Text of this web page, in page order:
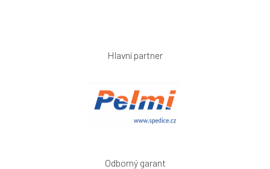
Hlavní partner
Odborný garant